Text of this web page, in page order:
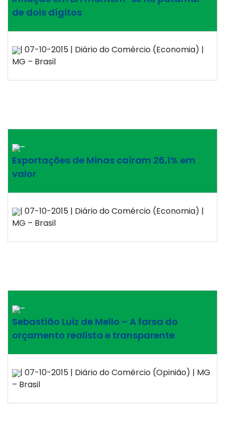
de dois dígitos
| 07-10-2015 | Diário do Comércio (Economia) |
MG – Brasil
–
Exportações de Minas caíram 26,1% em
valor
| 07-10-2015 | Diário do Comércio (Economia) |
MG – Brasil
–
Sebastião Luiz de Mello – A farsa do
orçamento realista e transparente
| 07-10-2015 | Diário do Comércio (Opinião) | MG
– Brasil